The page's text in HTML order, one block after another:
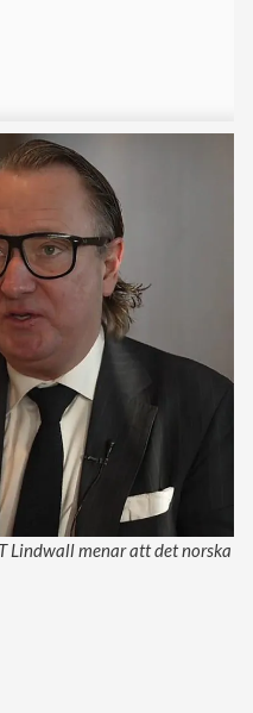
Lindwall menar att det norska